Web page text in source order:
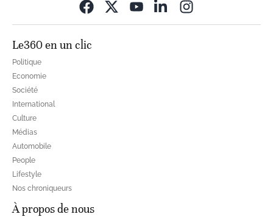
Le360 en un clic
Politique
Economie
Société
International
Culture
Médias
Automobile
People
Lifestyle
Nos chroniqueurs
À propos de nous